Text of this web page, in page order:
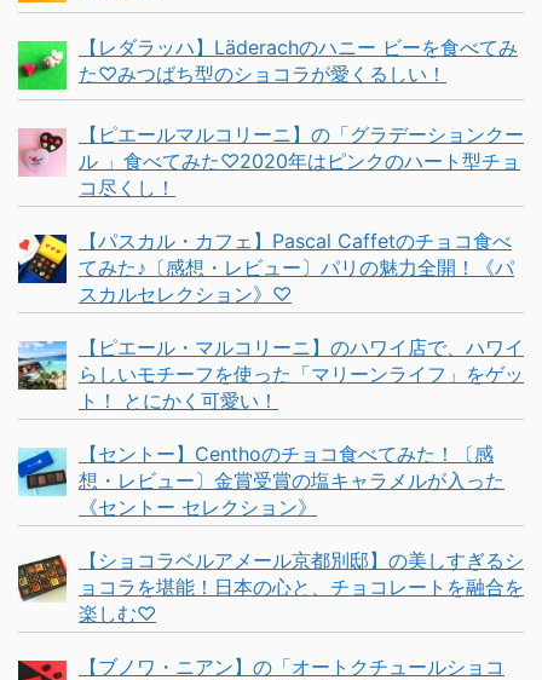
【レダラッハ】Läderachのハニー ビーを食べてみ
た♡みつばち型のショコラが愛くるしい！
【ピエールマルコリーニ】の「グラデーションクー
ル 」食べてみた♡2020年はピンクのハート型チョ
コ尽くし！
【パスカル・カフェ】Pascal Caffetのチョコ食べ
てみた♪〔感想・レビュー〕パリの魅力全開！《パ
スカルセレクション》♡
【ピエール・マルコリーニ】のハワイ店で、ハワイ
らしいモチーフを使った「マリーンライフ」をゲッ
ト！ とにかく可愛い！
【セントー】Centhoのチョコ食べてみた！〔感
想・レビュー〕金賞受賞の塩キャラメルが入った
《セントー セレクション》
【ショコラベルアメール京都別邸】の美しすぎるシ
ョコラを堪能！日本の心と、チョコレートを融合を
楽しむ♡
【ブノワ・ニアン】の「オートクチュールショコ